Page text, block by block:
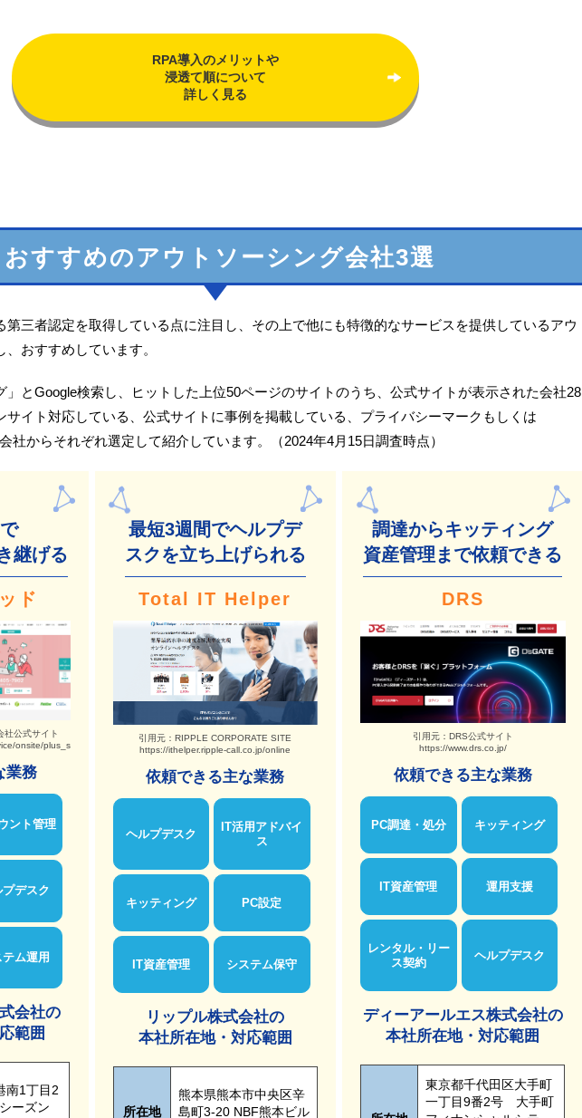
RPA導入のメリットや
浸透て順について
詳しく見る
おすすめのアウトソーシング会社3選
第三者認定を取得している点に注目し、その上で他にも特徴的なサービスを提供しているアウ
おすすめしています。
」とGoogle検索し、ヒットした上位50ページのサイトのうち、公式サイトが表示された会社28
サイト対応している、公式サイトに事例を掲載している、プライバシーマークもしくは
社からそれぞれ選定して紹介しています。（2024年4月15日調査時点）
継げる
ド
社公式サイト
onsite/plus_staff/
業務
ント管理
プデスク
テム運用
会社の
範囲
南1丁目2
ーズン
最短3週間でヘルプデ
スクを立ち上げられる
Total IT Helper
引用元：RIPPLE CORPORATE SITE
https://ithelper.ripple-call.co.jp/online
依頼できる主な業務
ヘルプデスク
IT活用アドバイ
ス
キッティング PC設定
IT資産管理 システム保守
リップル株式会社の
本社所在地・対応範囲
所在地
熊本県熊本市中央区辛
島町3-20 NBF熊本ビル
調達からキッティング
資産管理まで依頼できる
DRS
引用元：DRS公式サイト
https://www.drs.co.jp/
依頼できる主な業務
PC調達・処分 キッティング
IT資産管理 運用支援
レンタル・リー
ス契約
ヘルプデスク
ディーアールエス株式会社の
本社所在地・対応範囲
東京都千代田区大手町
一丁目9番2号 大手町